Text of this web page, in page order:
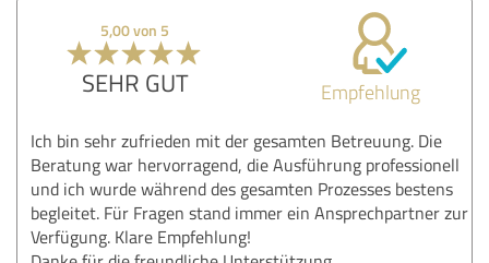
5,00 von 5
SEHR GUT Empfehlung
Ich bin sehr zufrieden mit der gesamten Betreuung. Die
Beratung war hervorragend, die Ausführung professionell
und ich wurde während des gesamten Prozesses bestens
begleitet. Für Fragen stand immer ein Ansprechpartner zur
Verfügung. Klare Empfehlung!